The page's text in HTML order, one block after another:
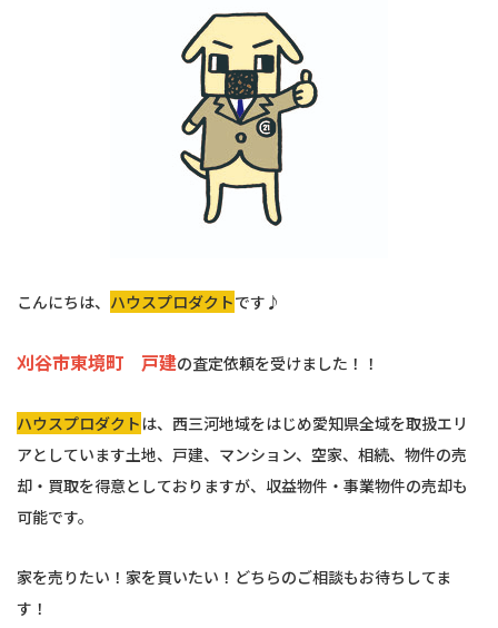
こんにちは、 ハウスプロダクトです♪
刈谷市東境町 戸建の査定依頼を受けました！！
ハウスプロダクトは、西三河地域をはじめ愛知県全域を取扱エリ
アとしています土地、戸建、マンション、空家、相続、物件の売
却・買取を得意としておりますが、収益物件・事業物件の売却も
可能です。
家を売りたい！家を買いたい！どちらのご相談もお待ちしてま
す！